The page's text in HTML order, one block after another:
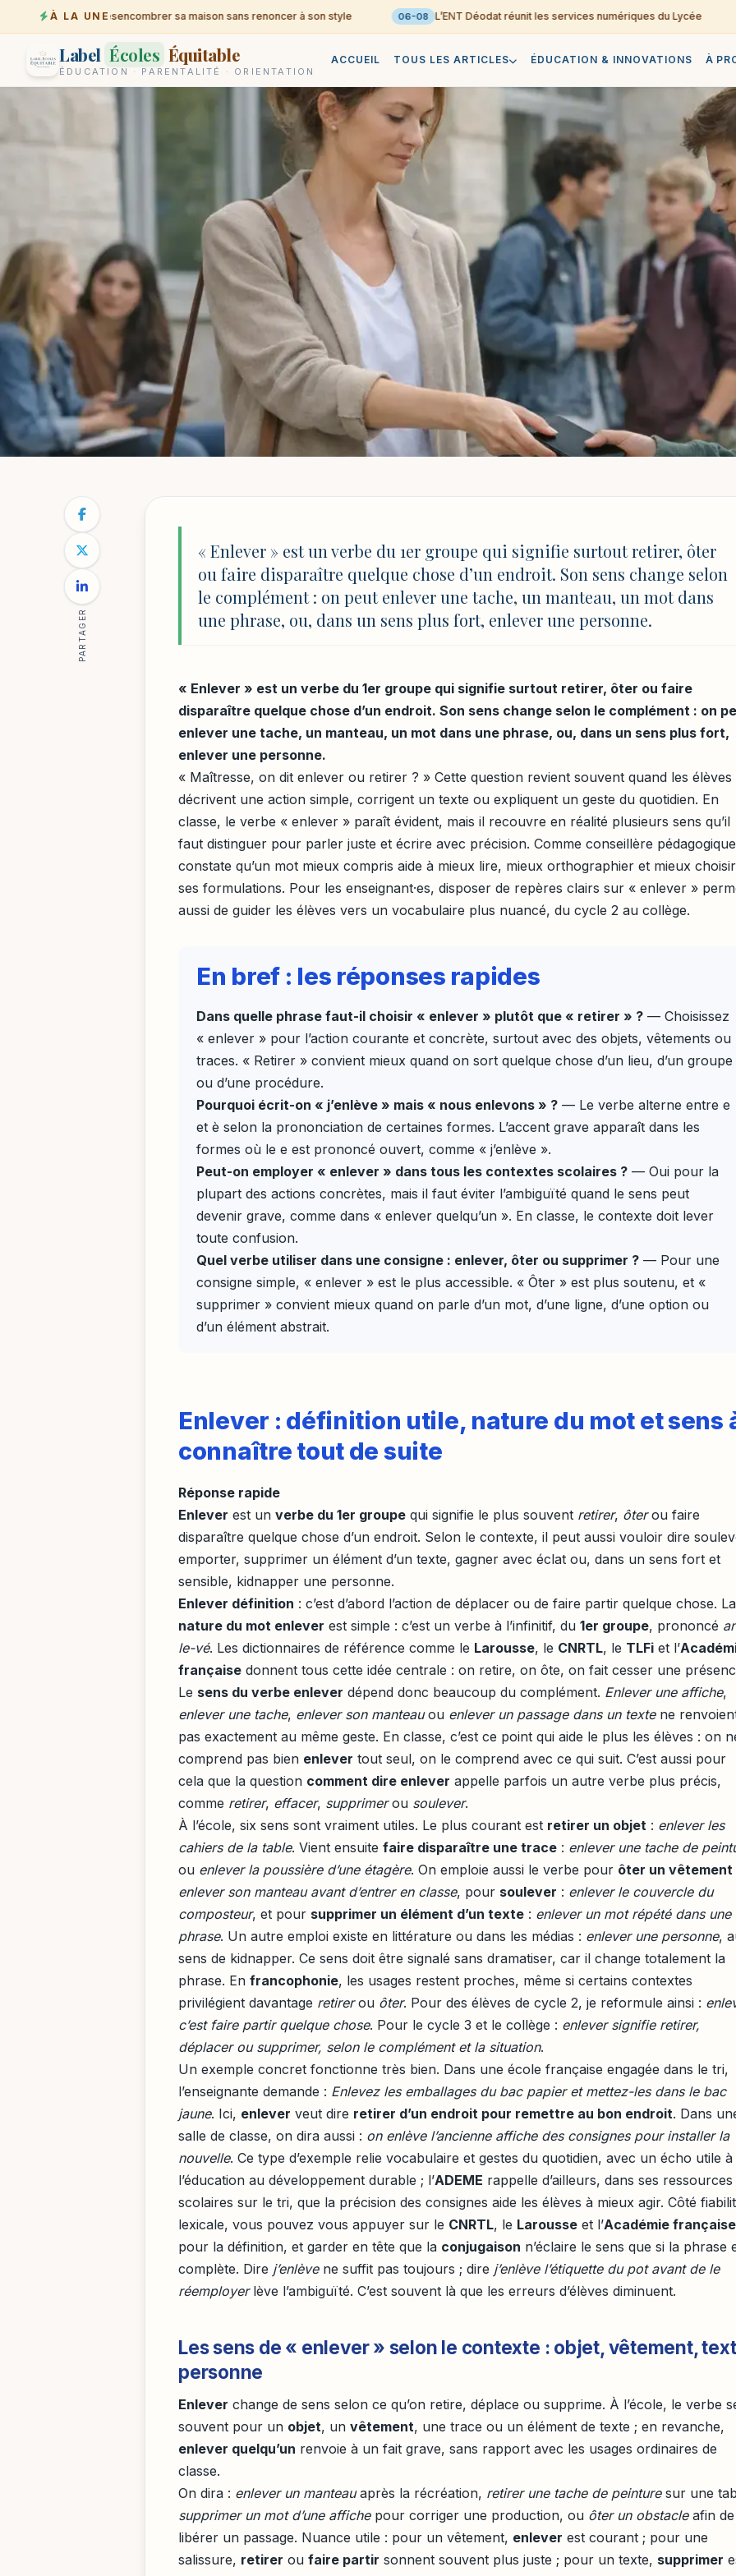
À LA UNE
06-08 Désencombrer sa maison sans renoncer à son style 06-08 L’ENT Déodat réunit les services numériques du Lycée
Label Écoles Équitable
ÉDUCATION · PARENTALITÉ · ORIENTATION
ACCUEIL TOUS LES ARTICLES ÉDUCATION & INNOVATIONS À
NOTRE BLOG
Enlever : définition, sens et bons
l’école
Mathilde Reynaud
PARTAGER
« Enlever » est un verbe du 1er groupe qui signifie surtout retirer, ôter
ou faire disparaître quelque chose d’un endroit. Son sens change selon
le complément : on peut enlever une tache, un manteau, un mot dans
une phrase, ou, dans un sens plus fort, enlever une personne.
« Enlever » est un verbe du 1er groupe qui signifie surtout retirer, ôter ou faire
disparaître quelque chose d’un endroit. Son sens change selon le complément : on
enlever une tache, un manteau, un mot dans une phrase, ou, dans un sens plus fort,
enlever une personne.
« Maîtresse, on dit enlever ou retirer ? » Cette question revient souvent quand les élèves
décrivent une action simple, corrigent un texte ou expliquent un geste du quotidien. En
classe, le verbe « enlever » paraît évident, mais il recouvre en réalité plusieurs sens qu’il
faut distinguer pour parler juste et écrire avec précision. Comme conseillère
constate qu’un mot mieux compris aide à mieux lire, mieux orthographier et mieux choisir
ses formulations. Pour les enseignant·es, disposer de repères clairs sur « enlever »
aussi de guider les élèves vers un vocabulaire plus nuancé, du cycle 2 au collège.
En bref : les réponses rapides
Dans quelle phrase faut-il choisir « enlever » plutôt que « retirer » ? — Choisissez
« enlever » pour l’action courante et concrète, surtout avec des objets, vêtements ou
traces. « Retirer » convient mieux quand on sort quelque chose d’un lieu, d’un groupe
ou d’une procédure.
Pourquoi écrit-on « j’enlève » mais « nous enlevons » ? — Le verbe alterne entre e
et è selon la prononciation de certaines formes. L’accent grave apparaît dans les
formes où le e est prononcé ouvert, comme « j’enlève ».
Peut-on employer « enlever » dans tous les contextes scolaires ? — Oui pour la
plupart des actions concrètes, mais il faut éviter l’ambiguïté quand le sens peut
devenir grave, comme dans « enlever quelqu’un ». En classe, le contexte doit lever
toute confusion.
Quel verbe utiliser dans une consigne : enlever, ôter ou supprimer ? — Pour une
consigne simple, « enlever » est le plus accessible. « Ôter » est plus soutenu, et «
supprimer » convient mieux quand on parle d’un mot, d’une ligne, d’une option ou
d’un élément abstrait.
Enlever : définition utile, nature du mot et sens
connaître tout de suite
Réponse rapide
Enlever est un verbe du 1er groupe qui signifie le plus souvent retirer, ôterou faire
disparaître quelque chose d’un endroit. Selon le contexte, il peut aussi vouloir dire
emporter, supprimer un élément d’un texte, gagner avec éclat ou, dans un sens fort et
sensible, kidnapper une personne.
Enlever définition : c’est d’abord l’action de déplacer ou de faire partir quelque chose. La
nature du mot enlever est simple : c’est un verbe à l’infinitif, du 1er groupe, prononcé
le-vé. Les dictionnaires de référence comme le Larousse, le CNRTL, le TLFi et l’
française donnent tous cette idée centrale : on retire, on ôte, on fait cesser une
Le sens du verbe enlever dépend donc beaucoup du complément. Enlever une affiche,
enlever une tache, enlever son manteauou enlever un passage dans un textene
pas exactement au même geste. En classe, c’est ce point qui aide le plus les élèves : on
comprend pas bien enlever tout seul, on le comprend avec ce qui suit. C’est aussi pour
cela que la question comment dire enlever appelle parfois un autre verbe plus précis,
comme retirer, effacer, supprimerou soulever.
À l’école, six sens sont vraiment utiles. Le plus courant est retirer un objet : enlever les
cahiers de la table. Vient ensuite faire disparaître une trace : enlever une tache de
ou enlever la poussière d’une étagère. On emploie aussi le verbe pour ôter un vêtement
enlever son manteau avant d’entrer en classe, pour soulever : enlever le couvercle du
composteur, et pour supprimer un élément d’un texte : enlever un mot répété dans une
phrase. Un autre emploi existe en littérature ou dans les médias : enlever une personne,
sens de kidnapper. Ce sens doit être signalé sans dramatiser, car il change totalement la
phrase. En francophonie, les usages restent proches, même si certains contextes
privilégient davantage retirerou ôter. Pour des élèves de cycle 2, je reformule ainsi :
c’est faire partir quelque chose. Pour le cycle 3 et le collège : enlever signifie retirer,
déplacer ou supprimer, selon le complément et la situation.
Un exemple concret fonctionne très bien. Dans une école française engagée dans le tri,
l’enseignante demande : Enlevez les emballages du bac papier et mettez-les dans le bac
jaune. Ici, enlever veut dire retirer d’un endroit pour remettre au bon endroit. Dans
salle de classe, on dira aussi : on enlève l’ancienne affiche des consignes pour installer la
nouvelle. Ce type d’exemple relie vocabulaire et gestes du quotidien, avec un écho utile à
l’éducation au développement durable ; l’ADEME rappelle d’ailleurs, dans ses ressources
scolaires sur le tri, que la précision des consignes aide les élèves à mieux agir. Côté
lexicale, vous pouvez vous appuyer sur le CNRTL, le Larousse et l’Académie française
pour la définition, et garder en tête que la conjugaison n’éclaire le sens que si la phrase
complète. Dire j’enlèvene suffit pas toujours ; dire j’enlève l’étiquette du pot avant de le
réemployerlève l’ambiguïté. C’est souvent là que les erreurs d’élèves diminuent.
Les sens de « enlever » selon le contexte : objet, vêtement,
personne
Enlever change de sens selon ce qu’on retire, déplace ou supprime. À l’école, le verbe
souvent pour un objet, un vêtement, une trace ou un élément de texte ; en revanche,
enlever quelqu’un renvoie à un fait grave, sans rapport avec les usages ordinaires de
classe.
On dira : enlever un manteauaprès la récréation, retirer une tache de peinturesur une
supprimer un mot d’une affichepour corriger une production, ou ôter un obstacleafin de
libérer un passage. Nuance utile : pour un vêtement, enlever est courant ; pour une
salissure, retirer ou faire partir sonnent souvent plus juste ; pour un texte, supprimer